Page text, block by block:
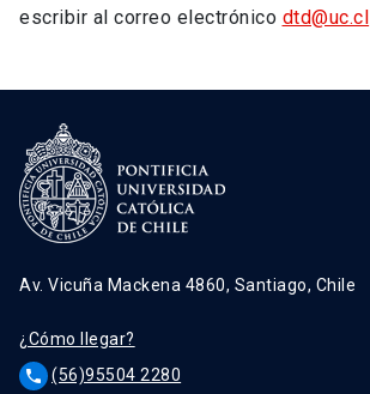
escribir al correo electrónico dtd@uc.cl
Av. Vicuña Mackena 4860, Santiago, Chile
¿Cómo llegar?
phone (56)95504 2280